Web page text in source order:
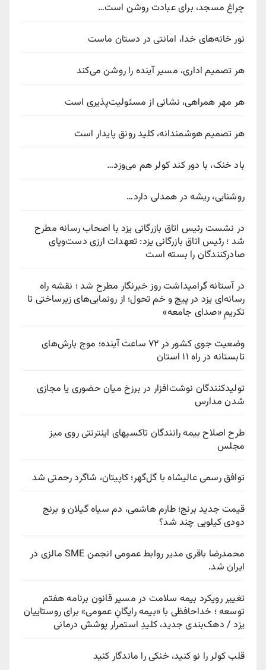
چراغ مسجد، برای عبادت روشن است…
نور خانه‌های خدا، امانتی در دستان ماست
هر تصمیم اداری، مسیر آینده را روشن می‌کند
هر مهر همراهی، نشانی از مسئولیت‌پذیری است
هر تصمیم هوشمندانه، کلید رونق پایدار است
باد خنک، با دور کند کولر هم می‌وزد…
روشنایی، ریشه در همدلی دارد…
در نشست رئیس اتاق بازرگانی یزد با اصحاب رسانه مطرح
شد ؛ رئیس اتاق بازرگانی یزد: تعهدات ارزی دست‌وپای
صادرکنندگان را بسته است
در آستانه گرامیداشت روز خبرنگار مطرح شد ؛ نقشه راه
رسانه‌ای یزد در پیچ‌ و خم تحول؛ از رونمایی‌های زیرساختی تا
تکریمِ «صدای جامعه»
وضعیت جوی کشور در ۷۲ ساعت آینده؛ موج بارش‌های
تابستانه در راه ۱۱ استان
تولیدکنندگان نوشت‌افزار در برزخ میان حضوری یا مجازی
شدن مدارس
طرح اصلاح بیمه رانندگان تاکسیهای اینترنتی روی میز
مجلس
توافق رسمی عالیشاه با گل‌گهر؛ کاپیتان، شاگرد رحمتی شد
قیمت جدید برنج؛ طارم هاشمی، دم سیاه گیلان و برنج
دودی کیلویی چند شد؟
محمدرضا باقری مدیر روابط عمومی انجمن SME مالزی در
ایران شد.
تغییر رویکرد بیمه سلامت در مسیر قانون برنامه هفتم
توسعه ؛ خداحافظی با «بیمه رایگانِ عمومی» برای روستاییان
یزد / دهک‌بندی جدید، کلیدِ استمرار پوشش درمانی
قلب کولر را نو کنید، خنکی را ماندگار کنید